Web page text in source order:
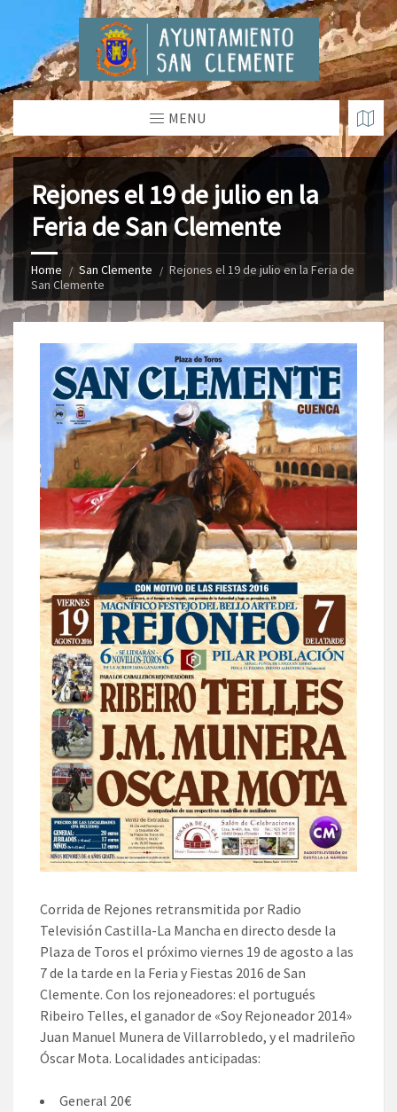
MENU
Rejones el 19 de julio en la
Feria de San Clemente
Home San Clemente
Rejones el 19 de julio en la Feria de
San Clemente
Corrida de Rejones retransmitida por Radio
Televisión Castilla-La Mancha en directo desde la
Plaza de Toros el próximo viernes 19 de agosto a las
7 de la tarde en la Feria y Fiestas 2016 de San
Clemente. Con los rejoneadores: el portugués
Ribeiro Telles, el ganador de «Soy Rejoneador 2014»
Juan Manuel Munera de Villarrobledo, y el madrileño
Óscar Mota. Localidades anticipadas:
General 20€